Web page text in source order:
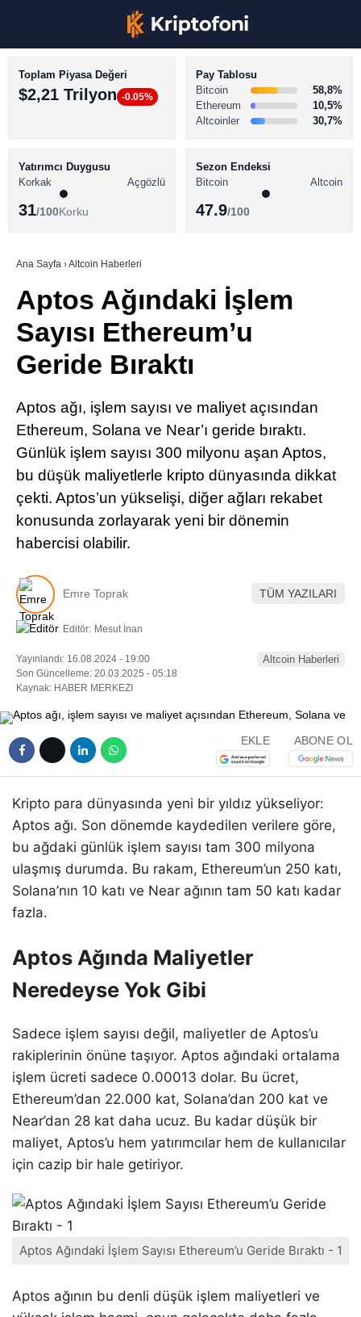
Youtube
TikTok
LinkedIn
Telegram
BİTCOİN HABERLERİ
ALTCOİN HABERLERİ
SÖZLÜK
Toplam Piyasa Değeri
$2,21 Trilyon -0.05%
Pay Tablosu
Bitcoin
58,8%
Ethereum
10,5%
Altcoinler
30,7%
Yatırımcı Duygusu
Korkak
Açgözlü
31/100Korku
Sezon Endeksi
Bitcoin
Altcoin
47.9/100
Ana Sayfa ›Altcoin Haberleri
Aptos Ağındaki İşlem
Sayısı Ethereum’u
Geride Bıraktı
Aptos ağı, işlem sayısı ve maliyet açısından
Ethereum, Solana ve Near’ı geride bıraktı.
Günlük işlem sayısı 300 milyonu aşan Aptos,
bu düşük maliyetlerle kripto dünyasında dikkat
çekti. Aptos’un yükselişi, diğer ağları rekabet
konusunda zorlayarak yeni bir dönemin
habercisi olabilir.
Emre Toprak TÜM YAZILARI
Editör: Mesut İnan
Yayınlandı: 16.08.2024 - 19:00
Son Güncelleme: 20.03.2025 - 05:18
Kaynak: HABER MERKEZI
Altcoin Haberleri
EKLE ABONE OL
Kripto para dünyasında yeni bir yıldız yükseliyor:
Aptos ağı. Son dönemde kaydedilen verilere göre,
bu ağdaki günlük işlem sayısı tam 300 milyona
ulaşmış durumda. Bu rakam, Ethereum’un 250 katı,
Solana’nın 10 katı ve Near ağının tam 50 katı kadar
fazla.
Aptos Ağında Maliyetler
Neredeyse Yok Gibi
Sadece işlem sayısı değil, maliyetler de Aptos’u
rakiplerinin önüne taşıyor. Aptos ağındaki ortalama
işlem ücreti sadece 0.00013 dolar. Bu ücret,
Ethereum’dan 22.000 kat, Solana’dan 200 kat ve
Near’dan 28 kat daha ucuz. Bu kadar düşük bir
maliyet, Aptos’u hem yatırımcılar hem de kullanıcılar
için cazip bir hale getiriyor.
Aptos Ağındaki İşlem Sayısı Ethereum’u Geride Bıraktı - 1
Aptos ağının bu denli düşük işlem maliyetleri ve